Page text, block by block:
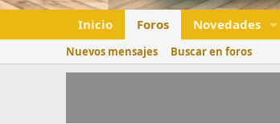
Inicio Foros Novedades
Nuevos mensajes Buscar en foros